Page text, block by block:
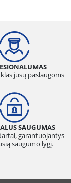
jūsų paslaugoms
SAUGUMAS
garantuojantys
saugumo lygį.